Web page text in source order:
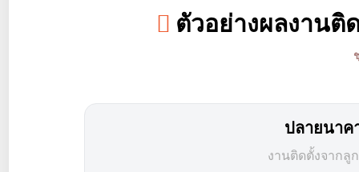
ตัวอย่างผลงานติ
ปลายนาค
งานติดตั้งจากลู